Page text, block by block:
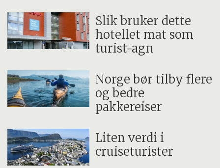
Slik bruker dette
hotellet mat som
turist-agn
Norge bør tilby flere
og bedre
pakkereiser
Liten verdi i
cruiseturister